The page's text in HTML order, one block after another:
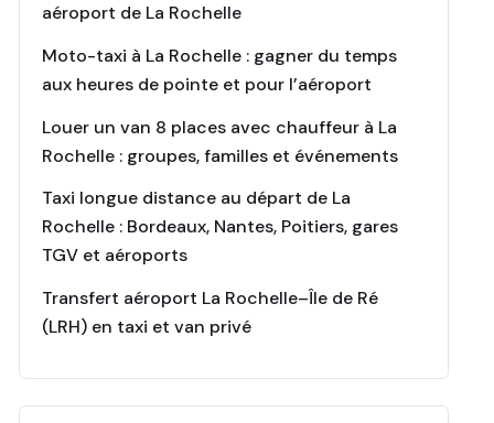
aéroport de La Rochelle
Moto-taxi à La Rochelle : gagner du temps
aux heures de pointe et pour l’aéroport
Louer un van 8 places avec chauffeur à La
Rochelle : groupes, familles et événements
Taxi longue distance au départ de La
Rochelle : Bordeaux, Nantes, Poitiers, gares
TGV et aéroports
Transfert aéroport La Rochelle–Île de Ré
(LRH) en taxi et van privé